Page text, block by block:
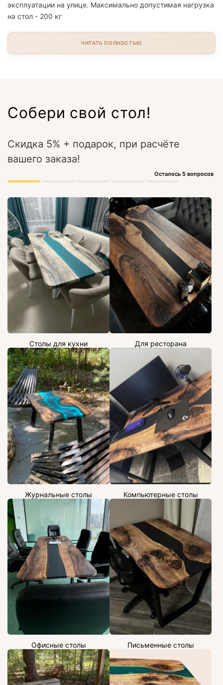
эксплуатации на улице. Максимально допустимая нагрузка
на стол - 200 кг
ЧИТАТЬ ПОЛНОСТЬЮ
Собери свой стол!
Скидка 5% + подарок, при расчёте
вашего заказа!
Осталось 5 вопросов
Столы для кухни Для ресторана
Журнальные столы Компьютерные столы
Офисные столы Письменные столы